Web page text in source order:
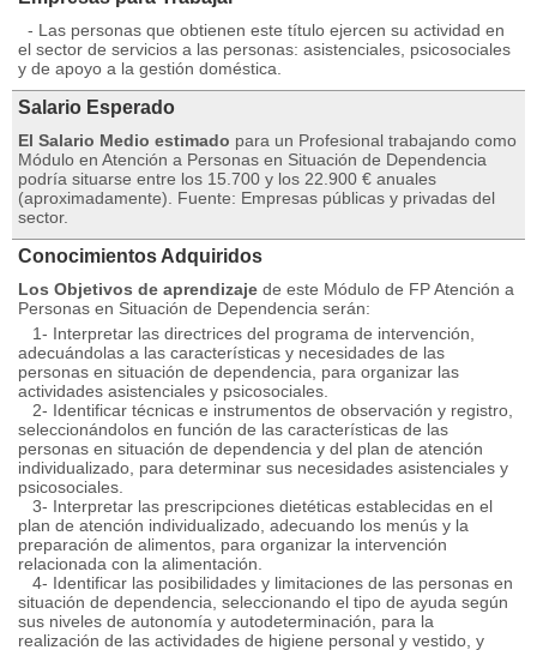
- Las personas que obtienen este título ejercen su actividad en
el sector de servicios a las personas: asistenciales, psicosociales
y de apoyo a la gestión doméstica.
Salario Esperado
El Salario Medio estimado para un Profesional trabajando como
Módulo en Atención a Personas en Situación de Dependencia
podría situarse entre los 15.700 y los 22.900 € anuales
(aproximadamente). Fuente: Empresas públicas y privadas del
sector.
Conocimientos Adquiridos
Los Objetivos de aprendizaje de este Módulo de FP Atención a
Personas en Situación de Dependencia serán:
1- Interpretar las directrices del programa de intervención,
adecuándolas a las características y necesidades de las
personas en situación de dependencia, para organizar las
actividades asistenciales y psicosociales.
2- Identificar técnicas e instrumentos de observación y registro,
seleccionándolos en función de las características de las
personas en situación de dependencia y del plan de atención
individualizado, para determinar sus necesidades asistenciales y
psicosociales.
3- Interpretar las prescripciones dietéticas establecidas en el
plan de atención individualizado, adecuando los menús y la
preparación de alimentos, para organizar la intervención
relacionada con la alimentación.
4- Identificar las posibilidades y limitaciones de las personas en
situación de dependencia, seleccionando el tipo de ayuda según
sus niveles de autonomía y autodeterminación, para la
realización de las actividades de higiene personal y vestido, y